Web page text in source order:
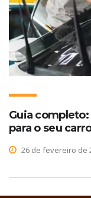
Guia
para o seu
26 de fevereiro de